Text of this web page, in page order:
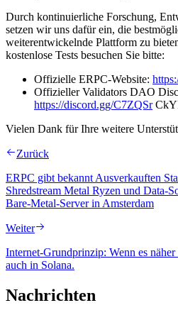
Durch kontinuierliche Forschung,
setzen wir uns dafür ein, die
weiterentwickelnde Plattform zu
kostenlose Tests besuchen Sie bitte:
Offizielle ERPC-Website:
Offizieller Validators DAO
https://discord.gg/C7ZQSr
Vielen Dank für Ihre weitere
Zurück
ERPC gibt bekannt Ausverkauften
Shredstream Metal Ryzen und Data-
Bare-Metal-Server in Amsterdam
Weiter
Internet-Grundprinzip: Wenn es
auch in Solana.
Nachrichten